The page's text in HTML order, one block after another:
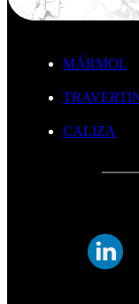
MÁRMOL
CALIZA